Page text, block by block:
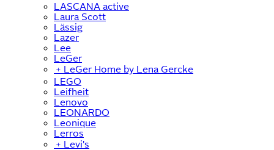
LASCANA active
Laura Scott
Lässig
Lazer
Lee
LeGer
﹢ LeGer Home by Lena Gercke
LEGO
Leifheit
Lenovo
LEONARDO
Leonique
Lerros
﹢ Levi's